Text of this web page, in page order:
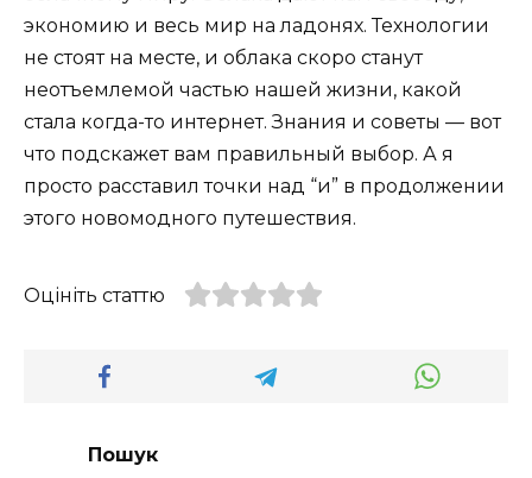
экономию и весь мир на ладонях. Технологии
не стоят на месте, и облака скоро станут
неотъемлемой частью нашей жизни, какой
стала когда-то интернет. Знания и советы — вот
что подскажет вам правильный выбор. А я
просто расставил точки над “и” в продолжении
этого новомодного путешествия.
Оцініть статтю
Пошук